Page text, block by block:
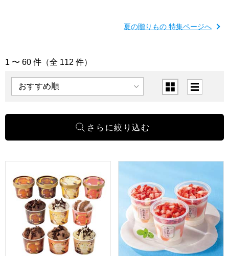
夏の贈りもの 特集ページへ
「アイス」の商品一覧
1 〜 60 件（全 112 件）
表示順 表示切替